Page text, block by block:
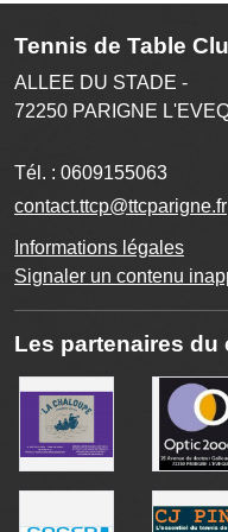
Tennis de Table
ALLEE DU STADE -
72250 PARIGNE
Tél. : 0609155063
contact.ttcp@ttcparigne.fr
Informations légales
Signaler un contenu
Les partenaires du